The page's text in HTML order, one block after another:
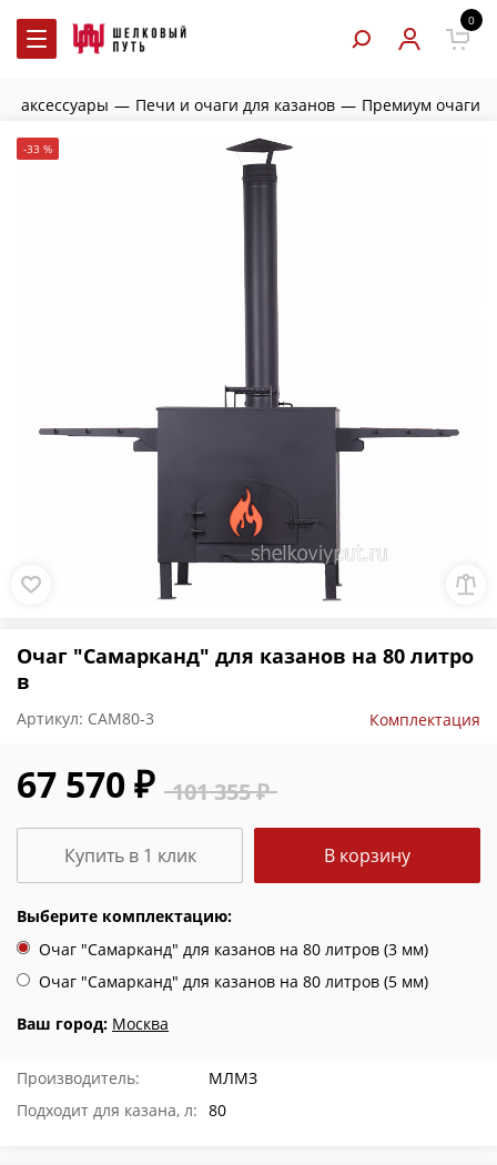
0
аксессуары — Печи и очаги для казанов — Премиум очаги
-33 %
Очаг "Самарканд" для казанов на 80 литро
в
Артикул: САМ80-3 Комплектация
101 355 ₽
67 570 ₽
Ваш город: Москва
В корзину
Купить в 1 клик
Выберите комплектацию:
Очаг "Самарканд" для казанов на 80 литров (3 мм)
Очаг "Самарканд" для казанов на 80 литров (5 мм)
Производитель:
МЛМЗ
Подходит для казана, л: 80